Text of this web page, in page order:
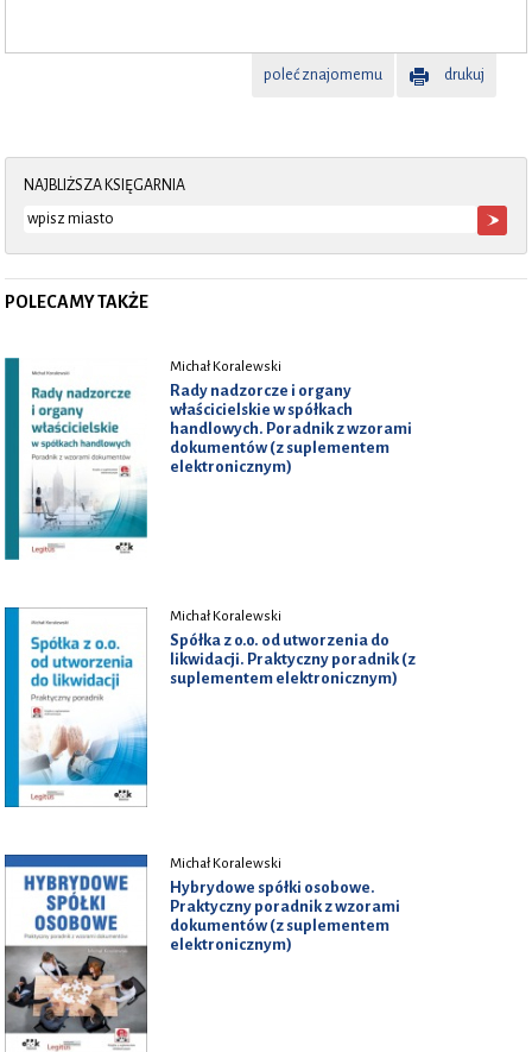
poleć znajomemu drukuj
NAJBLIŻSZA KSIĘGARNIA
POLECAMY TAKŻE
Michał Koralewski
Rady nadzorcze i organy
właścicielskie w spółkach
handlowych. Poradnik z wzorami
dokumentów (z suplementem
elektronicznym)
Michał Koralewski
Spółka z o.o. od utworzenia do
likwidacji. Praktyczny poradnik (z
suplementem elektronicznym)
Michał Koralewski
Hybrydowe spółki osobowe.
Praktyczny poradnik z wzorami
dokumentów (z suplementem
elektronicznym)